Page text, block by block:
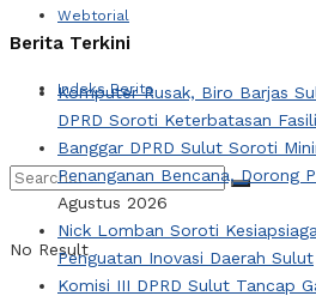
Webtorial
Indeks Berita
No Result
Berita Terkini
Komputer Rusak, Biro Barjas
DPRD Soroti Keterbatasan
Banggar DPRD Sulut Soroti
Penanganan Bencana, Dorong
Agustus 2026
Nick Lomban Soroti
Penguatan Inovasi Daerah Sulut
Komisi III DPRD Sulut Tancap